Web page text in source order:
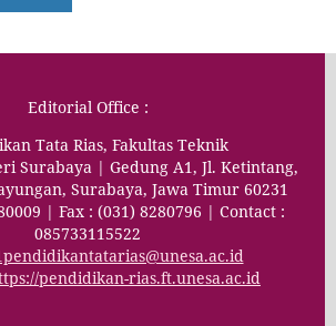
Editorial Office :
Tata Rias, Fakultas Teknik
Surabaya | Gedung A1, Jl. Ketintang,
Surabaya, Jawa Timur 60231
| Fax : (031) 8280796 | Contact :
085733115522
pendidikan-rias.ft.unesa.ac.id